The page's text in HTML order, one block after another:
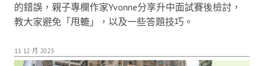
的錯誤，親子專欄作家Yvonne分享升中面試賽後檢討，
教大家避免「甩轆」，以及一些答題技巧。
11 12 月 2023